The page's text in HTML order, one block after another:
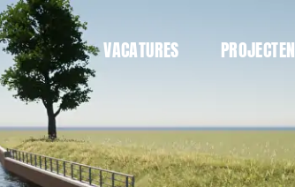
VACATURES
PROJECTEN